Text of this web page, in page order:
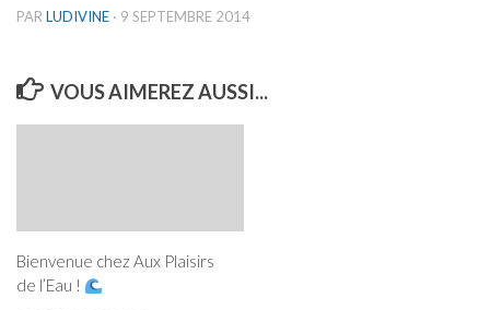
PARLUDIVINE · 9 SEPTEMBRE 2014
VOUS AIMEREZ AUSSI...
Bienvenue chez Aux Plaisirs
de l’Eau !